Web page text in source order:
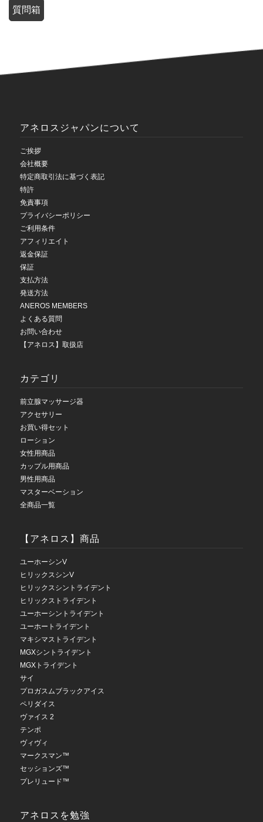
質問箱
アネロスジャパンについて
ご挨拶
会社概要
特定商取引法に基づく表記
特許
免責事項
プライバシーポリシー
ご利用条件
アフィリエイト
返金保証
保証
支払方法
発送方法
ANEROS MEMBERS
よくある質問
お問い合わせ
【アネロス】取扱店
カテゴリ
前立腺マッサージ器
アクセサリー
お買い得セット
ローション
女性用商品
カップル用商品
男性用商品
マスターベーション
全商品一覧
【アネロス】商品
ユーホーシンV
ヒリックスシンV
ヒリックスシントライデント
ヒリックストライデント
ユーホーシントライデント
ユーホートライデント
マキシマストライデント
MGXシントライデント
MGXトライデント
サイ
プロガスムブラックアイス
ペリダイス
ヴァイス 2
テンポ
ヴィヴィ
マークスマン™
セッションズ™
プレリュード™
アネロスを勉強